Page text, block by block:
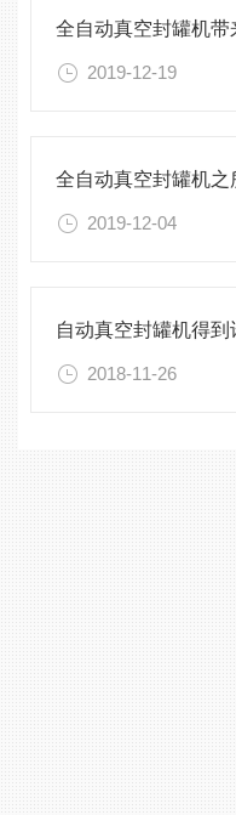
2019-12-19
2019-12-04
2018-11-26